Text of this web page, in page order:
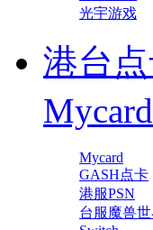
光宇游戏
港台
Mycard
Mycard
GASH点卡
港服PSN
台服魔兽